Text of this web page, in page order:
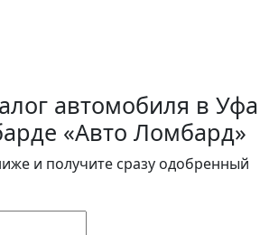
автомобиля в Уфа
«Авто Ломбард»
и получите сразу одобренный